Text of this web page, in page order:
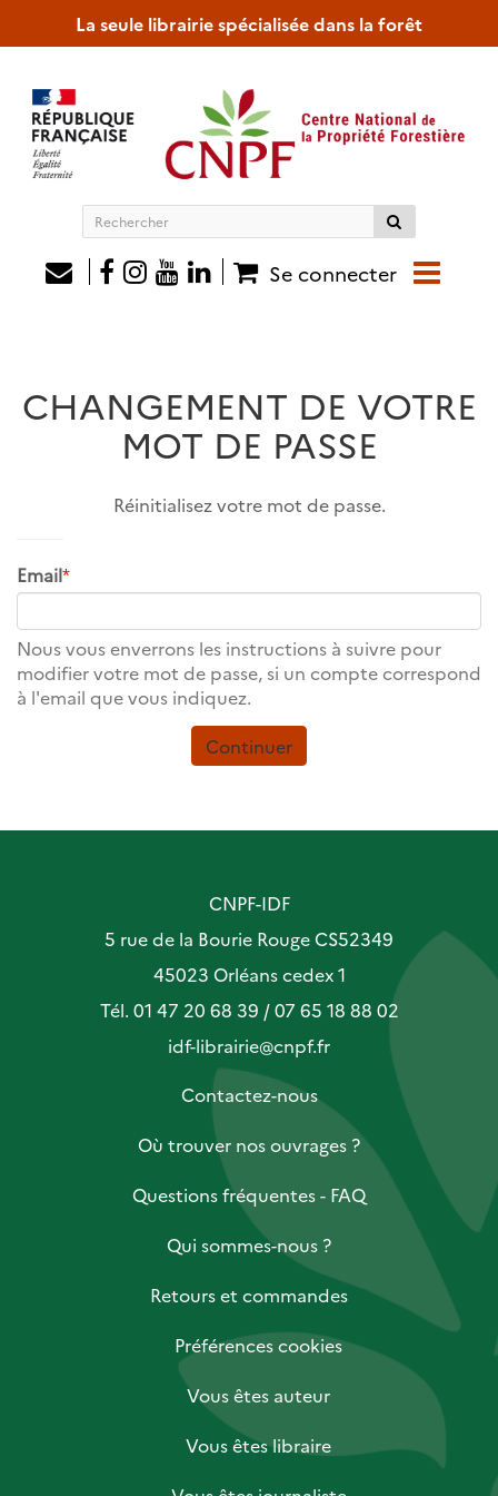
La seule librairie spécialisée dans la forêt
Rechercher
siteSe connecter
CHANGEMENT DE VOTRE
MOT DE PASSE
Réinitialisez votre mot de passe.
Email*
Nous vous enverrons les instructions à suivre pour
modifier votre mot de passe, si un compte correspond
à l'email que vous indiquez.
Continuer
CNPF-IDF
5 rue de la Bourie Rouge CS52349
45023 Orléans cedex 1
Tél. 01 47 20 68 39 / 07 65 18 88 02
idf-librairie@cnpf.fr
Contactez-nous
Où trouver nos ouvrages ?
Questions fréquentes - FAQ
Qui sommes-nous ?
Retours et commandes
Préférences cookies
Vous êtes auteur
Vous êtes libraire